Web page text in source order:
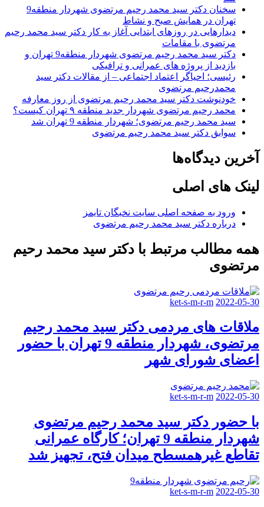
سخنان دکتر سید محمد رحیم مرتضوی شهردار منطقه9
تهران در همایش صبح و نشاط
دیدارهایی در روزهای ابتدایی آغاز به کار دکتر سید محمد رحیم
مرتضوی با مقامات
دکتر سید محمد رحیم مرتضوی شهردار منطقه9 تهران و
بازدید از پروژه های عمرانی و ترافیکی
رئیسی؛ احیاگر اعتماد اجتماعی – از مقالات دکتر سید
محمدرحیم مرتضوی
خودنوشت دکتر سید محمد رحیم مرتضوی از روز معارفه
محمد رحیم مرتضوی شهردار جدید منطقه ۹ تهران کیست؟
سید محمد رحیم مرتضوی؛ شهردار منطقه 9 تهران شد
سوابق دکتر سید محمد رحیم مرتضوی
آخرین دیدگاه‌ها
لینک های اصلی
ورود به صفحه اصلی سایت نخبگان تایمز
درباره دکتر سید محمد رحیم مرتضوی
همه مطالب مرتبط با دکتر سید محمد رحیم
مرتضوی
ket-s-m-r-m 2022-05-30
ملاقات های مردمی دکتر سید محمد رحیم
مرتضوی، شهردار منطقه 9 تهران با حضور
اعضای شورای شهر
ket-s-m-r-m 2022-05-30
با حضور دکتر سید محمد رحیم مرتضوی
شهردار منطقه 9 تهران؛ کارگاه عمرانی
تقاطع غیرهمسطح میدان فتح، تجهیز شد
ket-s-m-r-m 2022-05-30